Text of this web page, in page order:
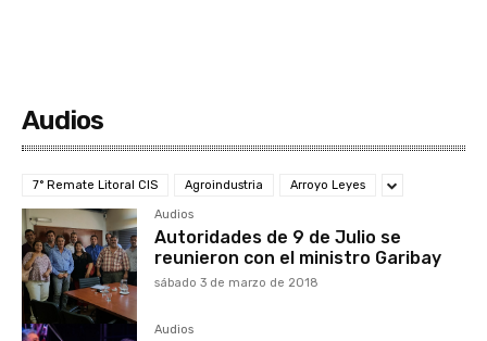
Audios
7° Remate Litoral CIS Agroindustria Arroyo Leyes
Audios
Autoridades de 9 de Julio se
reunieron con el ministro Garibay
sábado 3 de marzo de 2018
Audios